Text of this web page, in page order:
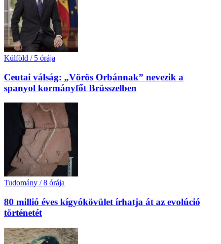
Külföld / 5 órája
Ceutai válság: „Vörös Orbánnak” nevezik a
spanyol kormányfőt Brüsszelben
Tudomány / 8 órája
80 millió éves kígyókövület írhatja át az evolúció
történetét